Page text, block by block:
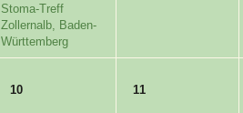
Stoma-Treff
Zollernalb, Baden-
Württemberg
10 11